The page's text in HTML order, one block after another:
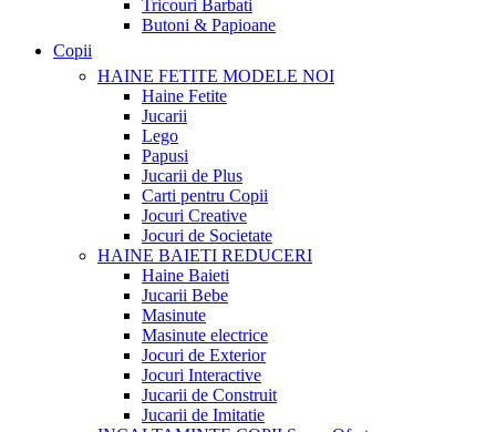
Tricouri Barbati
Butoni & Papioane
Copii
HAINE FETITE MODELE NOI
Haine Fetite
Jucarii
Lego
Papusi
Jucarii de Plus
Carti pentru Copii
Jocuri Creative
Jocuri de Societate
HAINE BAIETI REDUCERI
Haine Baieti
Jucarii Bebe
Masinute
Masinute electrice
Jocuri de Exterior
Jocuri Interactive
Jucarii de Construit
Jucarii de Imitatie